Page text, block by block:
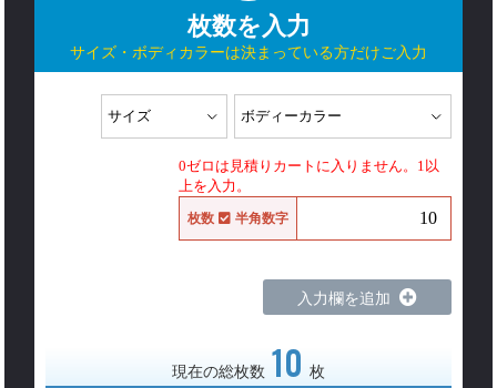
枚数を入力
サイズ・ボディカラーは決まっている方だけご入力
0ゼロは見積りカートに入りません。1以
上を入力。
枚数 半角数字
入力欄を追加
現在の総枚数 10 枚